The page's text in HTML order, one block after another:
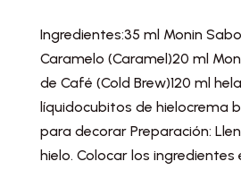
Ingredientes:35 ml Monin
Caramelo (Caramel)20 ml
de Café (Cold Brew)120 ml
líquidocubitos de hielocrema
para decorar Preparación:
hielo. Colocar los ingredientes